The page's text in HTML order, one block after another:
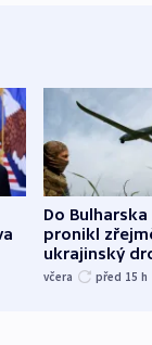
Do Bulharska
pronikl
ukrajinský
explodoval
včera před 15 h